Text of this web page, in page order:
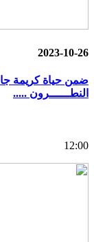
2023-10-26
ضمن حياة كريمة
النطــــــرون .....
12:00